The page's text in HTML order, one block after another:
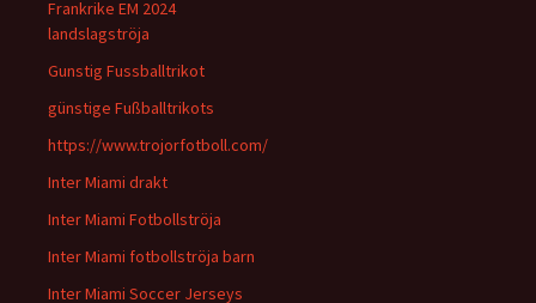
Frankrike EM 2024
landslagströja
Gunstig Fussballtrikot
günstige Fußballtrikots
https://www.trojorfotboll.com/
Inter Miami drakt
Inter Miami Fotbollströja
Inter Miami fotbollströja barn
Inter Miami Soccer Jerseys